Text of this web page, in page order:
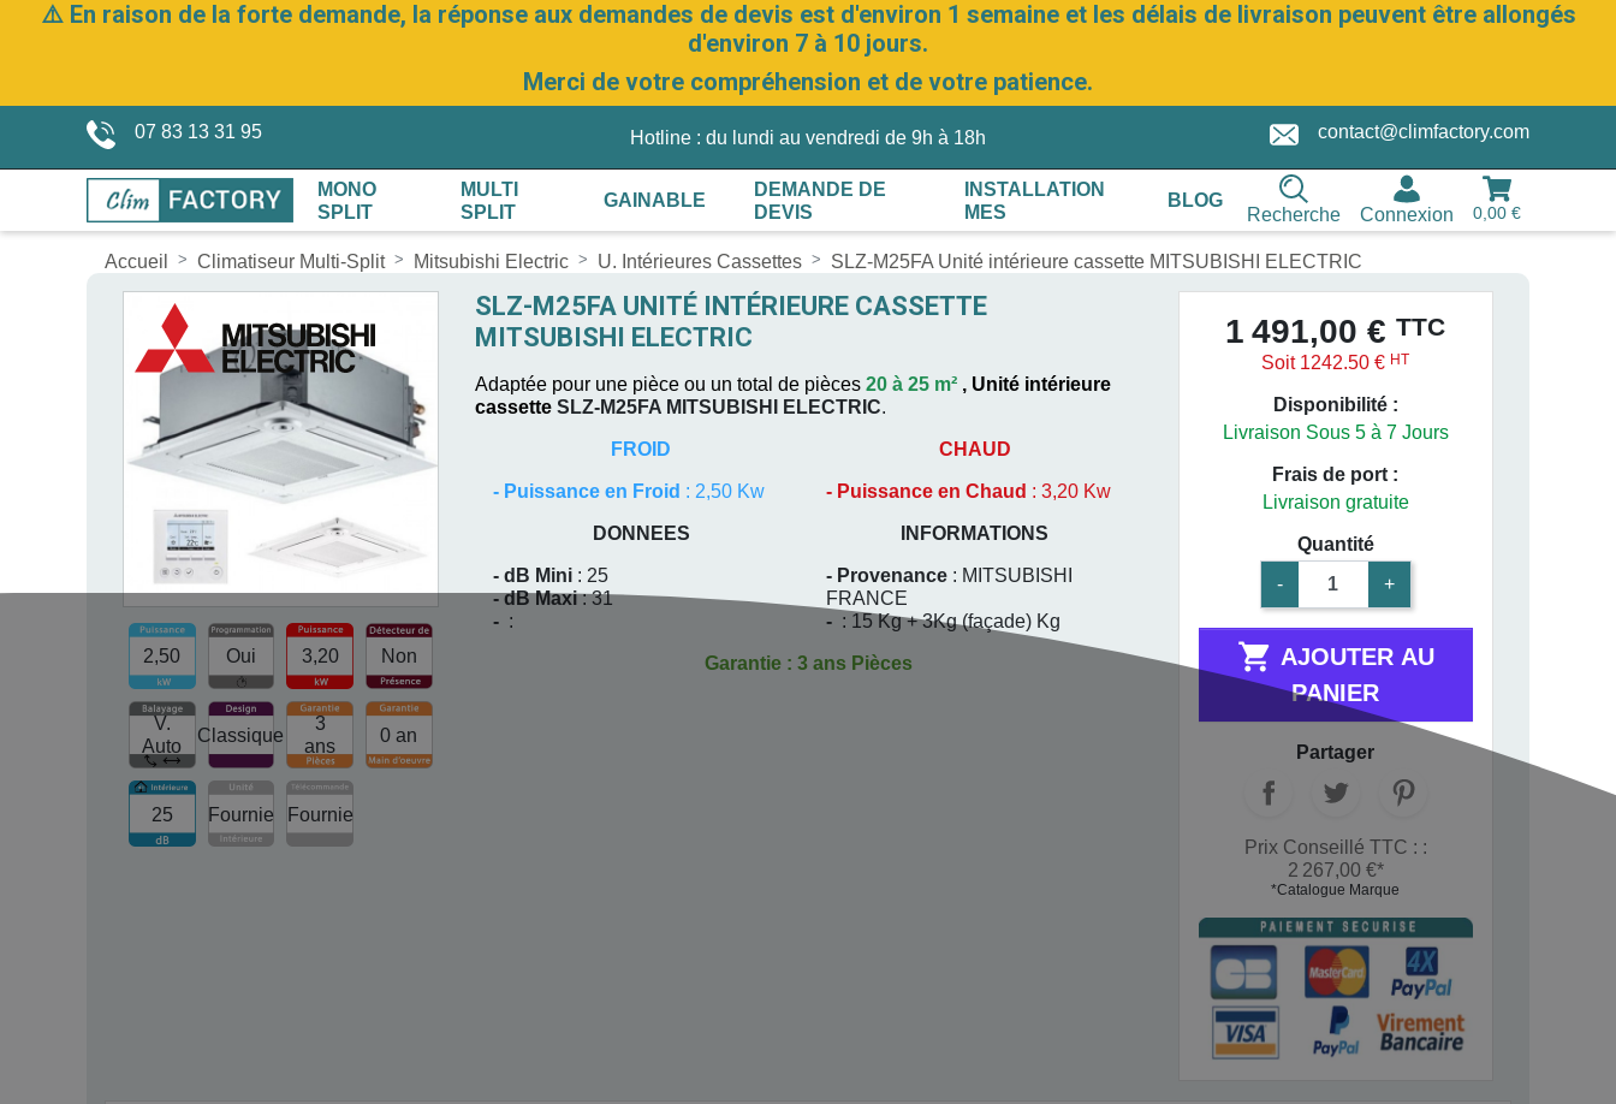
⚠️ En raison de la forte demande, la réponse aux demandes de devis est d'environ 1 semaine et les délais de livraison peuvent être allongés
d'environ 7 à 10 jours.
Merci de votre compréhension et de votre patience.
07 83 13 31 95 Hotline : du lundi au vendredi de 9h à 18h contact@climfactory.com
MONO
SPLIT
MULTI
SPLIT
GAINABLE
DEMANDE DE
DEVIS
INSTALLATION
MES
BLOG
Recherche Connexion 0,00 €
Accueil Climatiseur Multi-Split Mitsubishi Electric U. Intérieures Cassettes SLZ-M25FA Unité intérieure cassette MITSUBISHI ELECTRIC
3
ans
0 an
2,50 3,20
Fournie Fournie
Classique
Oui Non
V.
Auto
25
SLZ-M25FA UNITÉ INTÉRIEURE CASSETTE
MITSUBISHI ELECTRIC
Adaptée pour une pièce ou un total de pièces 20 à 25 m², Unité intérieure
cassette SLZ-M25FA MITSUBISHI ELECTRIC.
FROID
- Puissance en Froid : 2,50 Kw
CHAUD
- Puissance en Chaud : 3,20 Kw
DONNEES
- dB Mini: 25
- dB Maxi: 31
- :
INFORMATIONS
- Provenance : MITSUBISHI
FRANCE
- : 15 Kg + 3Kg (façade) Kg
Garantie : 3 ans Pièces
1 491,00 €TTC
Soit 1242.50 € HT
Disponibilité :
Livraison Sous 5 à 7 Jours
Frais de port :
Livraison gratuite
Quantité
-
+

PANIER
Partager
Prix Conseillé TTC : :
2 267,00 €*
*Catalogue Marque